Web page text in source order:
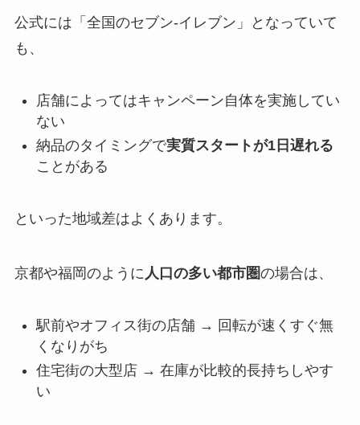
公式には「全国のセブン‐イレブン」となっていて
も、
店舗によってはキャンペーン自体を実施してい
ない
納品のタイミングで実質スタートが1日遅れる
ことがある
といった地域差はよくあります。
京都や福岡のように人口の多い都市圏の場合は、
駅前やオフィス街の店舗 → 回転が速くすぐ無
くなりがち
住宅街の大型店 → 在庫が比較的長持ちしやす
い